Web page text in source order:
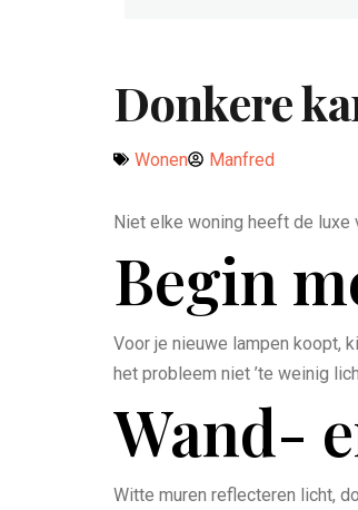
Donkere
Wonen Manfred
Niet elke woning heeft de luxe
Begin
Voor je nieuwe lampen koopt,
het probleem niet ’te weinig
Wand-
Witte muren reflecteren licht,